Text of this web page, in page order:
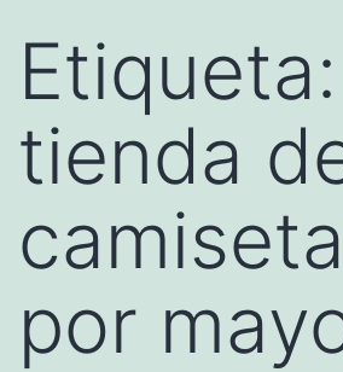
Etiqueta:
tienda
por